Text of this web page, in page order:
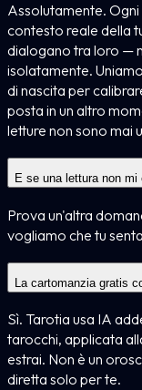
Assolutamente.
contesto reale della
dialogano tra loro —
isolatamente.
di nascita per
posta in un altro
letture non sono mai
E se una lettura non mi
Prova un'altra
vogliamo che tu
La cartomanzia gratis
Sì. Tarotia usa IA
tarocchi, applicata
estrai. Non è un
diretta solo per te.